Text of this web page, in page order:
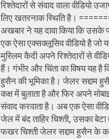
रिश्तेदारों से संवाद वाला वीडियो
लिए खतरनाक स्थिति है।
अखबार ने यह दावा किया कि
एक ऐसा एक्सक्लूसिव वीडियो है जो
मुस्लिम कैदी अपने रिश्तेदारों से
हैं। गंभीर और चिंता का विषय यह है
हुसैन की भूमिका है। जेलर सद्दाम
कक्ष में बुलाता है और फिर अपने
संवाद करवाता है। अब एक ऐसा
जेल में बंद ताहिर चिश्ती, उसका
फखर चिश्ती जेलर सद्दाम हुसैन के